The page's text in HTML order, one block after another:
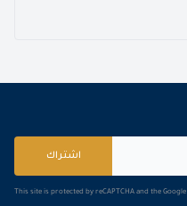
اشتراك
This site is protected by reCAPTCHA and the Google